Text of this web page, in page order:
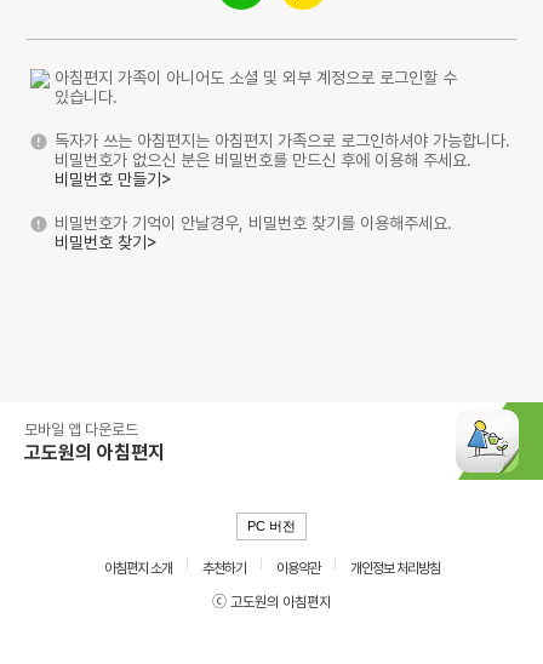
아침편지 가족이 아니어도 소셜 및 외부 계정으로 로그인할 수
있습니다.
독자가 쓰는 아침편지는 아침편지 가족으로 로그인하셔야 가능합니다.
비밀번호가 없으신 분은 비밀번호를 만드신 후에 이용해 주세요.
비밀번호 만들기>
비밀번호가 기억이 안날경우, 비밀번호 찾기를 이용해주세요.
비밀번호 찾기>
모바일 앱 다운로드
고도원의 아침편지
PC 버전
아침편지 소개 추천하기 이용약관
개인정보 처리방침
ⓒ 고도원의 아침편지